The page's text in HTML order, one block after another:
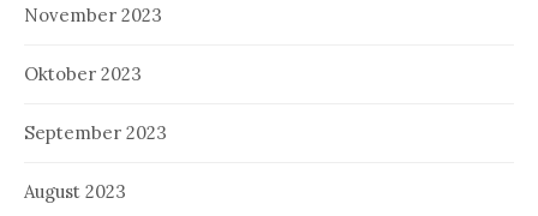
November 2023
Oktober 2023
September 2023
August 2023